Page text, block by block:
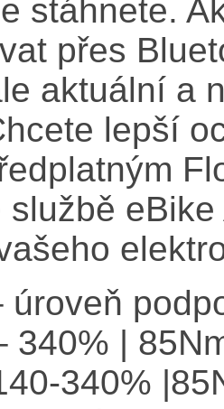
stáhnete.
přes
aktuální a
lepší
službě
úroveň
340% |
340%